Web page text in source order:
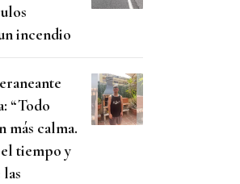
incendio
“Todo
más calma.
el tiempo y